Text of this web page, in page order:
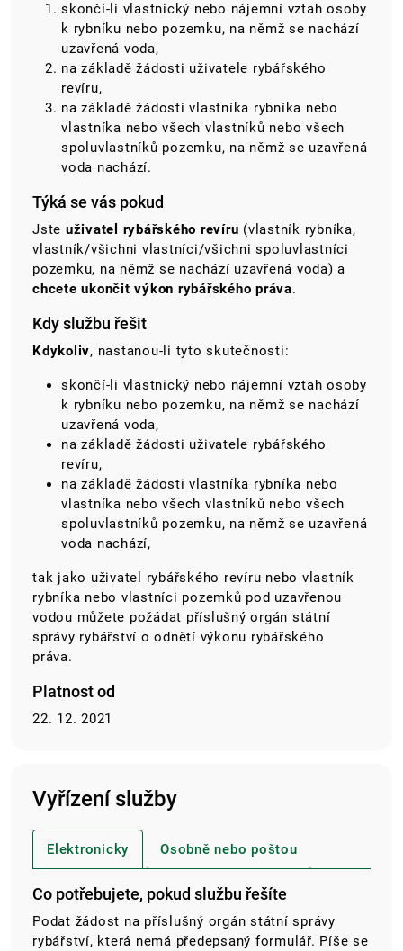
skončí-li vlastnický nebo nájemní vztah osoby
k rybníku nebo pozemku, na němž se nachází
uzavřená voda,
na základě žádosti uživatele rybářského
revíru,
na základě žádosti vlastníka rybníka nebo
vlastníka nebo všech vlastníků nebo všech
spoluvlastníků pozemku, na němž se uzavřená
voda nachází.
Týká se vás pokud
Jste uživatel rybářského revíru (vlastník rybníka,
vlastník/všichni vlastníci/všichni spoluvlastníci
pozemku, na němž se nachází uzavřená voda) a
chcete ukončit výkon rybářského práva.
Kdy službu řešit
Kdykoliv, nastanou-li tyto skutečnosti:
skončí-li vlastnický nebo nájemní vztah osoby
k rybníku nebo pozemku, na němž se nachází
uzavřená voda,
na základě žádosti uživatele rybářského
revíru,
na základě žádosti vlastníka rybníka nebo
vlastníka nebo všech vlastníků nebo všech
spoluvlastníků pozemku, na němž se uzavřená
voda nachází,
tak jako uživatel rybářského revíru nebo vlastník
rybníka nebo vlastníci pozemků pod uzavřenou
vodou můžete požádat příslušný orgán státní
správy rybářství o odnětí výkonu rybářského
práva.
Platnost od
22. 12. 2021
Vyřízení služby
Elektronicky Osobně nebo poštou
Co potřebujete, pokud službu řešíte
Podat žádost na příslušný orgán státní správy
rybářství, která nemá předepsaný formulář. Píše se